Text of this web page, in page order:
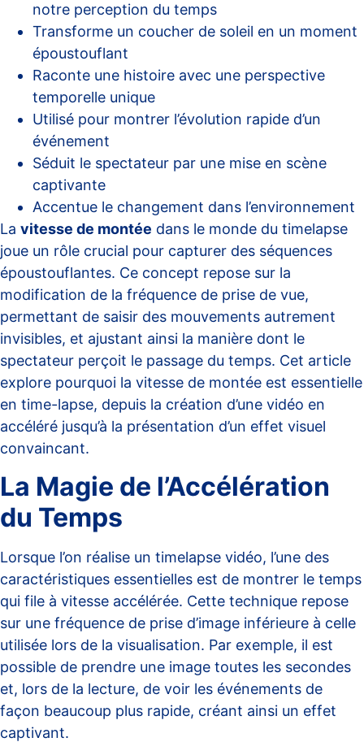
notre perception du temps
Transforme un coucher de soleil en un moment
époustouflant
Raconte une histoire avec une perspective
temporelle unique
Utilisé pour montrer l’évolution rapide d’un
événement
Séduit le spectateur par une mise en scène
captivante
Accentue le changement dans l’environnement
La vitesse de montée dans le monde du timelapse
joue un rôle crucial pour capturer des séquences
époustouflantes. Ce concept repose sur la
modification de la fréquence de prise de vue,
permettant de saisir des mouvements autrement
invisibles, et ajustant ainsi la manière dont le
spectateur perçoit le passage du temps. Cet article
explore pourquoi la vitesse de montée est essentielle
en time-lapse, depuis la création d’une vidéo en
accéléré jusqu’à la présentation d’un effet visuel
convaincant.
La Magie de l’Accélération
du Temps
Lorsque l’on réalise un timelapse vidéo, l’une des
caractéristiques essentielles est de montrer le temps
qui file à vitesse accélérée. Cette technique repose
sur une fréquence de prise d’image inférieure à celle
utilisée lors de la visualisation. Par exemple, il est
possible de prendre une image toutes les secondes
et, lors de la lecture, de voir les événements de
façon beaucoup plus rapide, créant ainsi un effet
captivant.